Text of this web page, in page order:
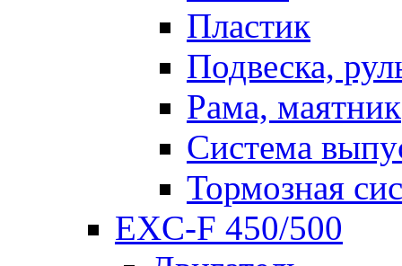
Пластик
Подвеска,
Рама, маятник
Система
Тормозная
EXC-F 450/500